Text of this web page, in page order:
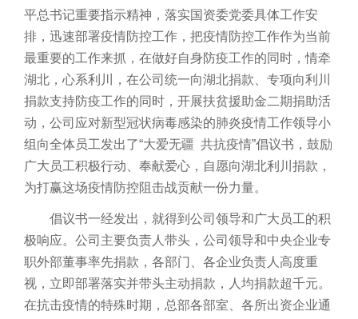
平总书记重要指示精神，落实国资委党委具体工作安
排，迅速部署疫情防控工作，把疫情防控工作作为当前
最重要的工作来抓，在做好自身防疫工作的同时，情牵
湖北，心系利川，在公司统一向湖北捐款、专项向利川
捐款支持防疫工作的同时，开展扶贫援助金二期捐助活
动，公司应对新型冠状病毒感染的肺炎疫情工作领导小
组向全体员工发出了“大爱无疆 共抗疫情”倡议书，鼓励
广大员工积极行动、奉献爱心，自愿向湖北利川捐款，
为打赢这场疫情防控阻击战贡献一份力量。
倡议书一经发出，就得到公司领导和广大员工的积
极响应。公司主要负责人带头，公司领导和中央企业专
职外部董事率先捐款，各部门、各企业负责人高度重
视，立即部署落实并带头主动捐款，人均捐款超千元。
在抗击疫情的特殊时期，总部各部室、各所出资企业通